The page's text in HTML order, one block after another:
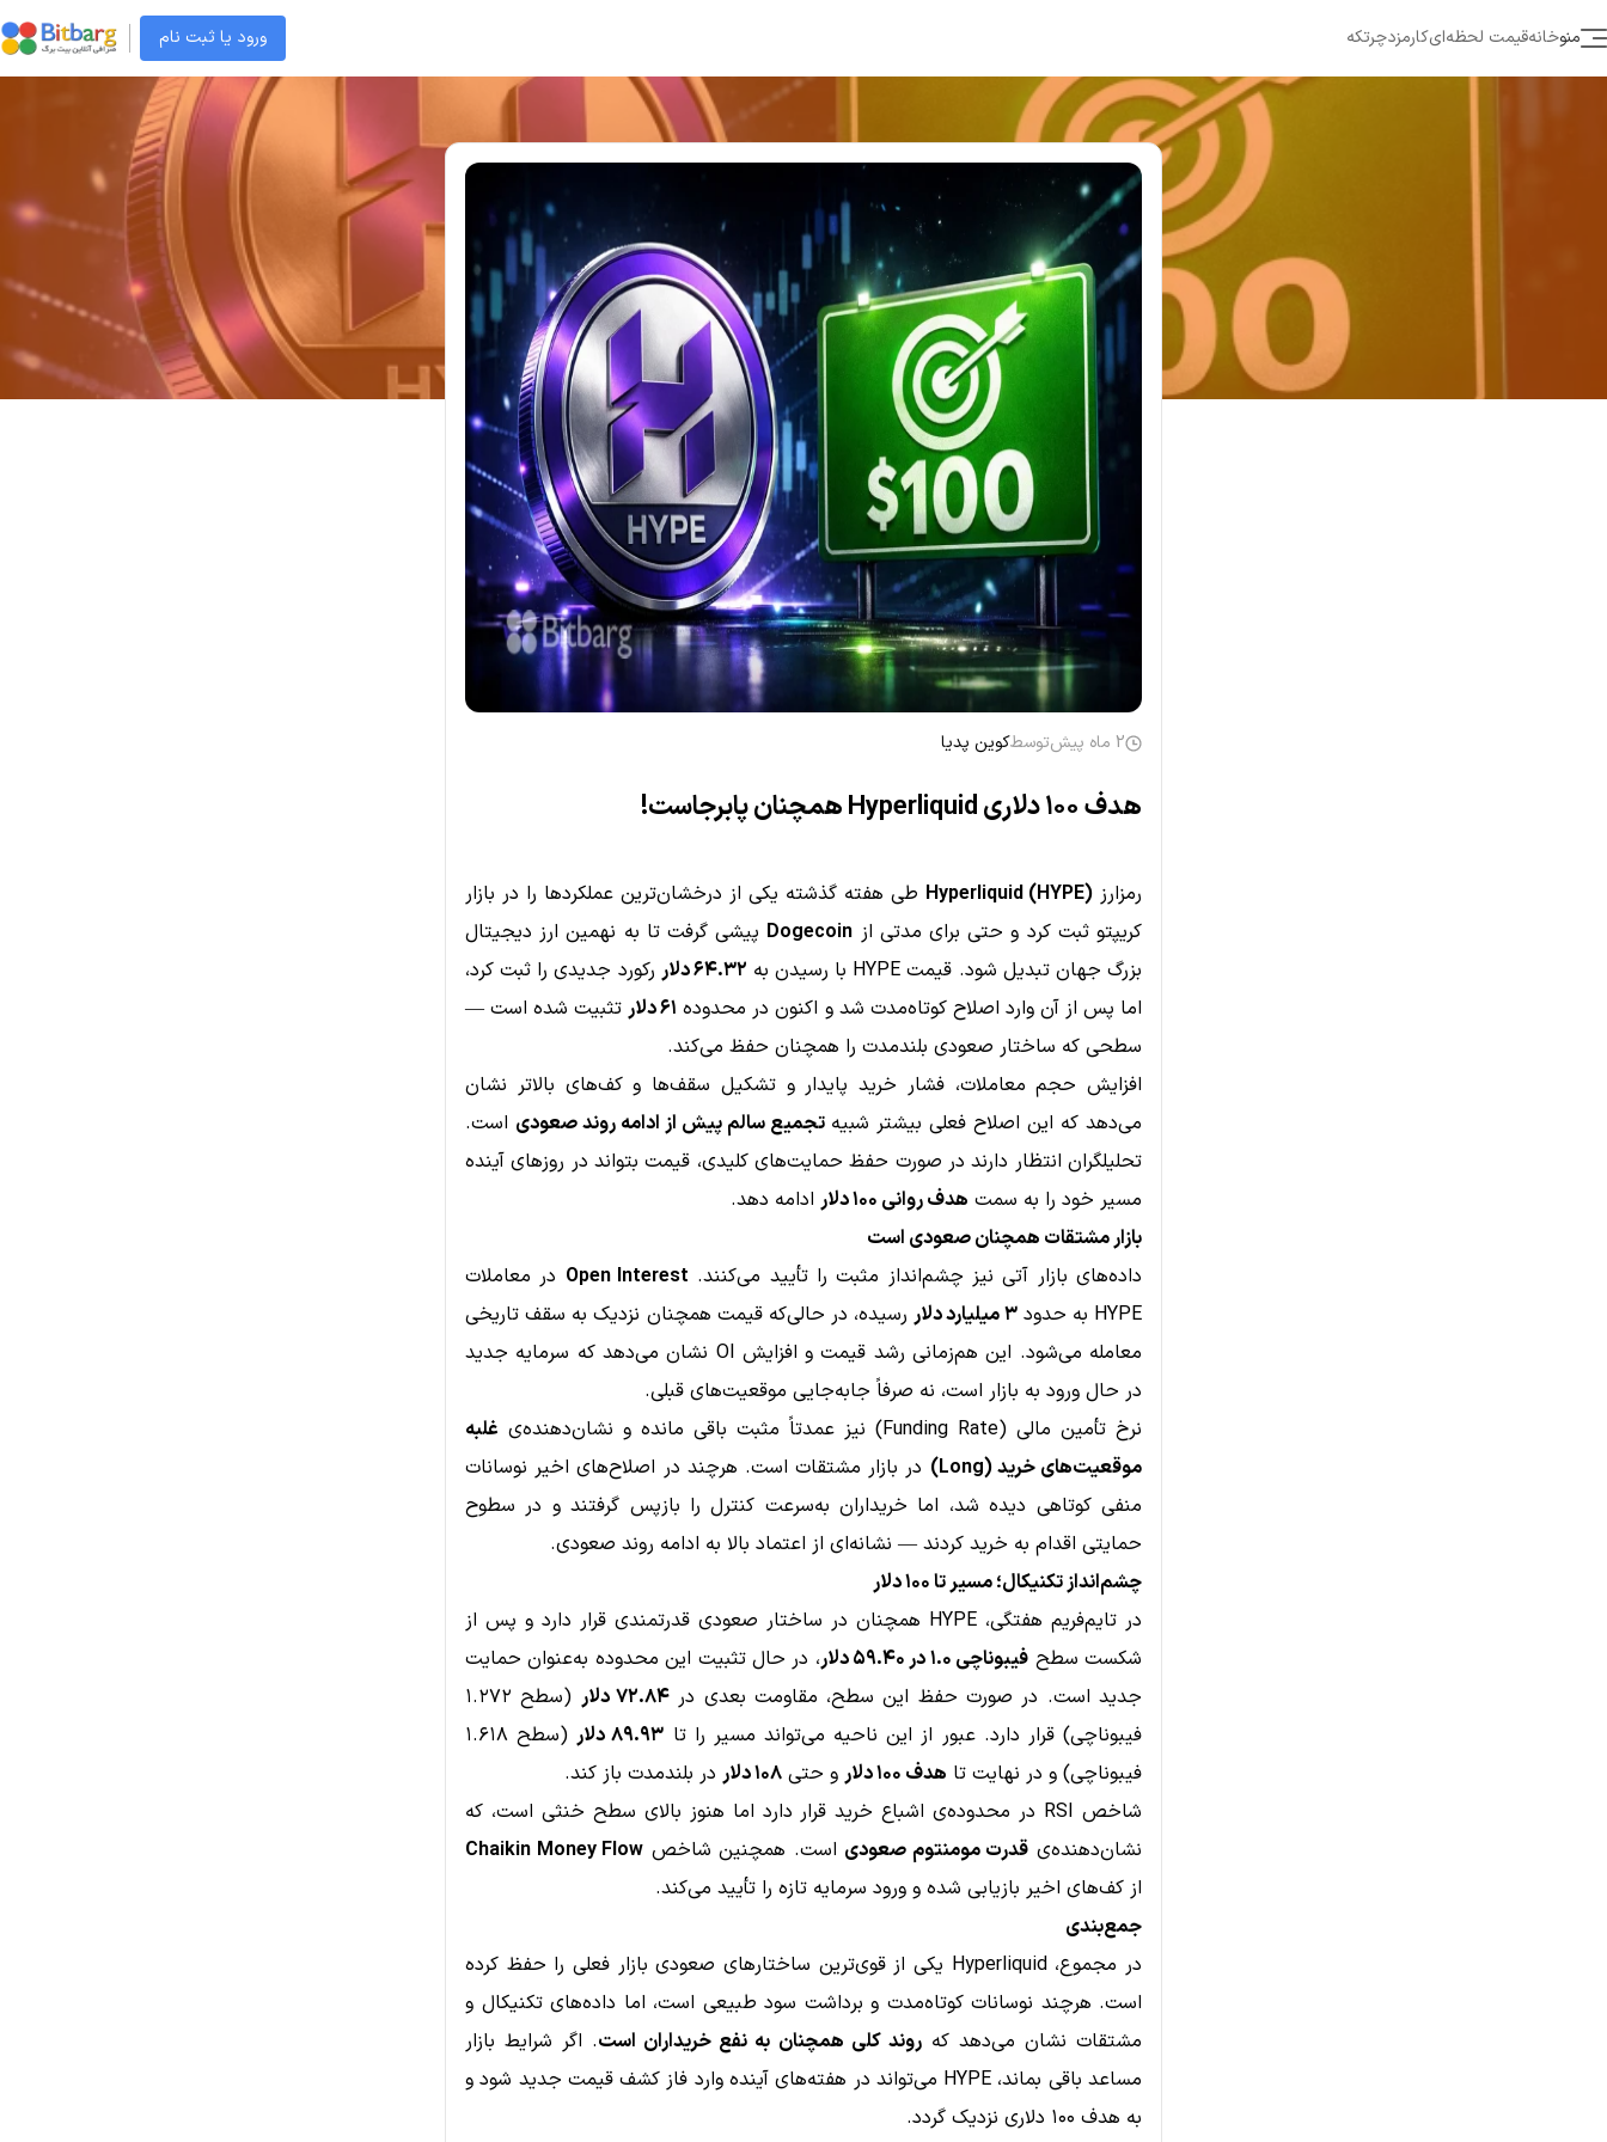
ورود یا ثبت نام چرتکهکارمزدقیمت لحظه‌ایخانهمنو
2 ماه پیش توسطکوین پدیا
هدف ۱۰۰ دلاری Hyperliquid همچنان پابرجاست!
رمزارز Hyperliquid (HYPE) طی هفته گذشته یکی از درخشان‌ترین عملکردها را در بازار
کریپتو ثبت کرد و حتی برای مدتی از Dogecoin پیشی گرفت تا به نهمین ارز دیجیتال
بزرگ جهان تبدیل شود. قیمت HYPE با رسیدن به
۶۴.۳۲ دلار
رکورد جدیدی را ثبت کرد،
اما پس از آن وارد اصلاح کوتاه‌مدت شد و اکنون در محدوده ۶۱ دلار
تثبیت شده است —
سطحی که ساختار صعودی بلندمدت را همچنان حفظ می‌کند.
افزایش حجم معاملات، فشار خرید پایدار و تشکیل سقف‌ها و کف‌های بالاتر نشان
می‌دهد که این اصلاح فعلی بیشتر شبیهتجمیع سالم پیش از ادامه روند صعودی است.
تحلیلگران انتظار دارند در صورت حفظ حمایت‌های کلیدی، قیمت بتواند در روزهای آینده
مسیر خود را به سمت هدف روانی ۱۰۰ دلار
ادامه دهد.
بازار مشتقات همچنان صعودی است
داده‌های بازار آتی نیز چشم‌انداز مثبت را تأیید می‌کنند. Open Interest در معاملات
HYPE به حدود
۳ میلیارد دلار
رسیده، در حالی‌که قیمت همچنان نزدیک به سقف تاریخی
معامله می‌شود. این هم‌زمانی رشد قیمت و افزایش OI نشان می‌دهد که سرمایه جدید
در حال ورود به بازار است، نه صرفاً جابه‌جایی موقعیت‌های قبلی.
نرخ تأمین مالی (Funding Rate) نیز عمدتاً مثبت باقی مانده و نشان‌دهنده‌ی
غلبه
موقعیت‌های خرید (Long)
در بازار مشتقات است. هرچند در اصلاح‌های اخیر نوسانات
منفی کوتاهی دیده شد، اما خریداران به‌سرعت کنترل را بازپس گرفتند و در سطوح
حمایتی اقدام به خرید کردند — نشانه‌ای از اعتماد بالا به ادامه روند صعودی.
چشم‌انداز تکنیکال؛ مسیر تا ۱۰۰ دلار
در تایم‌فریم هفتگی، HYPE همچنان در ساختار صعودی قدرتمندی قرار دارد و پس از
شکست سطح فیبوناچی ۱.۰ در ۵۹.۴۰ دلار
، در حال تثبیت این محدوده به‌عنوان حمایت
جدید است. در صورت حفظ این سطح، مقاومت بعدی در۷۲.۸۴ دلار
(سطح ۱.۲۷۲
فیبوناچی) قرار دارد. عبور از این ناحیه می‌تواند مسیر را تا ۸۹.۹۳ دلار
(سطح ۱.۶۱۸
فیبوناچی) و در نهایت تا هدف ۱۰۰ دلار و حتی ۱۰۸ دلار
در بلندمدت باز کند.
شاخص RSI در محدوده‌ی اشباع خرید قرار دارد اما هنوز بالای سطح خنثی است، که
نشان‌دهنده‌ی قدرت مومنتوم صعودی است. همچنین شاخص Chaikin Money Flow
از کف‌های اخیر بازیابی شده و ورود سرمایه تازه را تأیید می‌کند.
جمع‌بندی
در مجموع، Hyperliquid یکی از قوی‌ترین ساختارهای صعودی بازار فعلی را حفظ کرده
است. هرچند نوسانات کوتاه‌مدت و برداشت سود طبیعی است، اما داده‌های تکنیکال و
مشتقات نشان می‌دهد کهروند کلی همچنان به نفع خریداران است. اگر شرایط بازار
مساعد باقی بماند، HYPE می‌تواند در هفته‌های آینده وارد فاز کشف قیمت جدید شود و
به هدف ۱۰۰ دلاری نزدیک گردد.